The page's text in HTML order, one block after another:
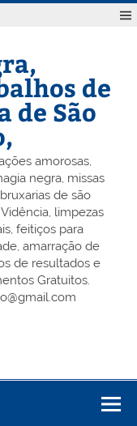
de
de São
amorosas,
negra, missas
de são
limpezas
feitiços para
amarração de
de resultados e
Gratuitos.